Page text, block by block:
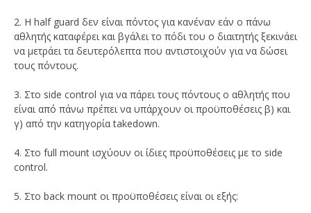
2. Η half guard δεν είναι πόντος για κανέναν εάν ο πάνω
αθλητής καταφέρει και βγάλει το πόδι του ο διαιτητής ξεκινάει
να μετράει τα δευτερόλεπτα που αντιστοιχούν για να δώσει
τους πόντους.
3. Στο side control για να πάρει τους πόντους ο αθλητής που
είναι από πάνω πρέπει να υπάρχουν οι προϋποθέσεις β) και
γ) από την κατηγορία takedown.
4. Στο full mount ισχύουν οι ίδιες προϋποθέσεις με το side
control.
5. Στο back mount οι προϋποθέσεις είναι οι εξής: